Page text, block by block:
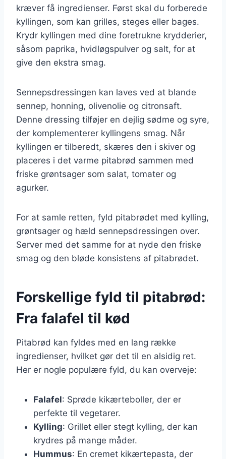
kræver få ingredienser. Først skal du forberede
kyllingen, som kan grilles, steges eller bages.
Krydr kyllingen med dine foretrukne krydderier,
såsom paprika, hvidløgspulver og salt, for at
give den ekstra smag.
Sennepsdressingen kan laves ved at blande
sennep, honning, olivenolie og citronsaft.
Denne dressing tilføjer en dejlig sødme og syre,
der komplementerer kyllingens smag. Når
kyllingen er tilberedt, skæres den i skiver og
placeres i det varme pitabrød sammen med
friske grøntsager som salat, tomater og
agurker.
For at samle retten, fyld pitabrødet med kylling,
grøntsager og hæld sennepsdressingen over.
Server med det samme for at nyde den friske
smag og den bløde konsistens af pitabrødet.
Forskellige fyld til pitabrød:
Fra falafel til kød
Pitabrød kan fyldes med en lang række
ingredienser, hvilket gør det til en alsidig ret.
Her er nogle populære fyld, du kan overveje:
Falafel: Sprøde kikærteboller, der er
perfekte til vegetarer.
Kylling: Grillet eller stegt kylling, der kan
krydres på mange måder.
Hummus: En cremet kikærtepasta, der